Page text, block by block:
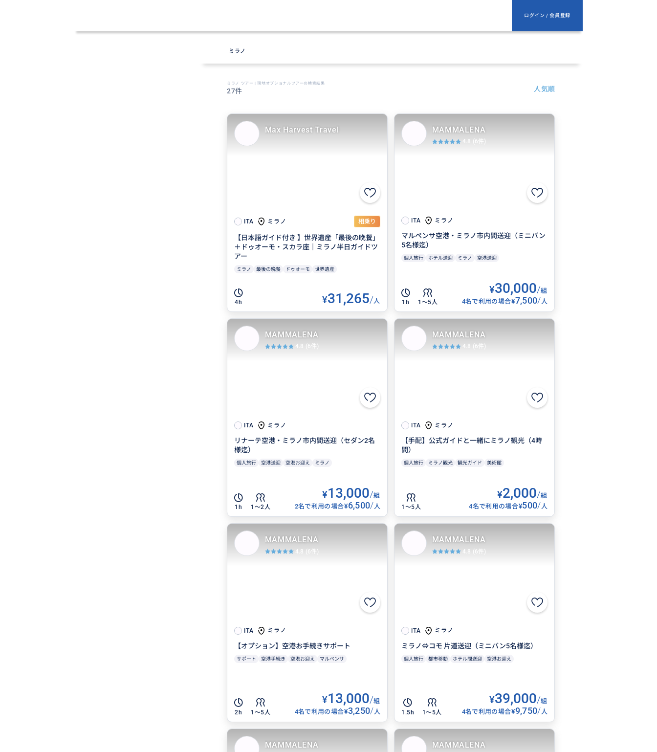
ログイン / 会員登録
ミラノ
ミラノ ツアー | 現地オプショナルツアーの検索結果
27件 人気順
ITA ミラノ 相乗り
【日本語ガイド付き 】世界遺産「最後の晩餐」
＋ドゥオーモ・スカラ座｜ミラノ半日ガイドツ
アー
ミラノ 最後の晩餐 ドゥオーモ 世界遺産
4h ¥31,265/人
Max Harvest Travel
ITA ミラノ
マルペンサ空港・ミラノ市内間送迎（ミニバン
5名様迄）
個人旅行 ホテル送迎 ミラノ 空港送迎
1h 1〜5人
¥30,000/組
4名で利用の場合¥7,500/人
MAMMALENA
4.8 (6件)
ITA ミラノ
リナーテ空港・ミラノ市内間送迎（セダン2名
様迄）
個人旅行 空港送迎 空港お迎え ミラノ
1h 1〜2人
¥13,000/組
2名で利用の場合¥6,500/人
MAMMALENA
4.8 (6件)
ITA ミラノ
【手配】公式ガイドと一緒にミラノ観光（4時
間）
個人旅行 ミラノ観光 観光ガイド 美術館
1〜5人
¥2,000/組
4名で利用の場合¥500/人
MAMMALENA
4.8 (6件)
ITA ミラノ
【オプション】空港お手続きサポート
サポート 空港手続き 空港お迎え マルペンサ
2h 1〜5人
¥13,000/組
4名で利用の場合¥3,250/ 人
MAMMALENA
4.8 (6件)
ITA ミラノ
ミラノ⇔コモ 片道送迎（ミニバン5名様迄）
個人旅行 都市移動 ホテル間送迎 空港お迎え
1.5h 1〜5人
¥39,000/組
4名で利用の場合¥9,750/ 人
MAMMALENA
4.8 (6件)
MAMMALENA MAMMALENA